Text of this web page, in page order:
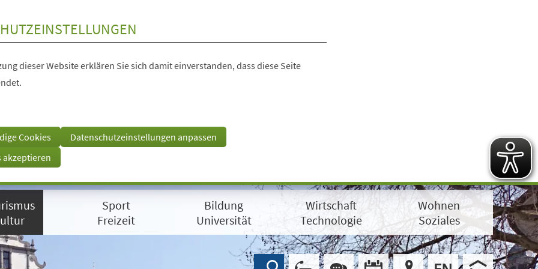
dieser Website erklären Sie sich damit einverstanden, dass diese Seite
Cookies
Datenschutzeinstellungen anpassen
akzeptieren
Sport
Freizeit
Bildung
Universität
Wirtschaft
Technologie
Wohnen
Soziales